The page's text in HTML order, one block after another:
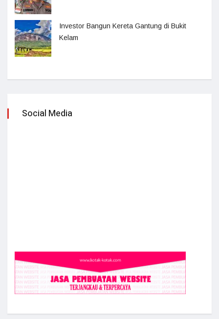
Investor Bangun Kereta Gantung di Bukit
Kelam
Social Media